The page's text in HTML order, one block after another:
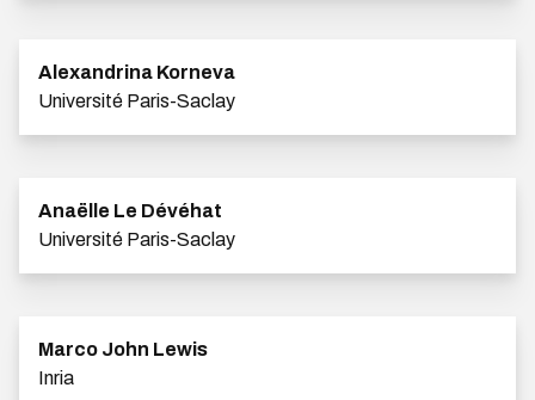
Alexandrina Korneva
Université Paris-Saclay
Anaëlle Le Dévéhat
Université Paris-Saclay
Marco John Lewis
Inria